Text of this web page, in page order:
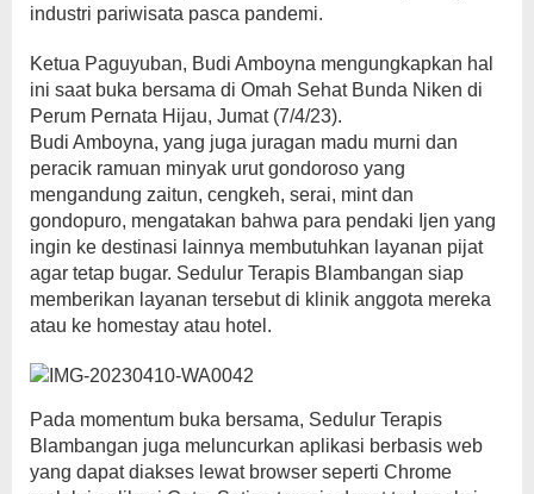
industri pariwisata pasca pandemi.
Ketua Paguyuban, Budi Amboyna mengungkapkan hal
ini saat buka bersama di Omah Sehat Bunda Niken di
Perum Pernata Hijau, Jumat (7/4/23).
Budi Amboyna, yang juga juragan madu murni dan
peracik ramuan minyak urut gondoroso yang
mengandung zaitun, cengkeh, serai, mint dan
gondopuro, mengatakan bahwa para pendaki Ijen yang
ingin ke destinasi lainnya membutuhkan layanan pijat
agar tetap bugar. Sedulur Terapis Blambangan siap
memberikan layanan tersebut di klinik anggota mereka
atau ke homestay atau hotel.
Pada momentum buka bersama, Sedulur Terapis
Blambangan juga meluncurkan aplikasi berbasis web
yang dapat diakses lewat browser seperti Chrome